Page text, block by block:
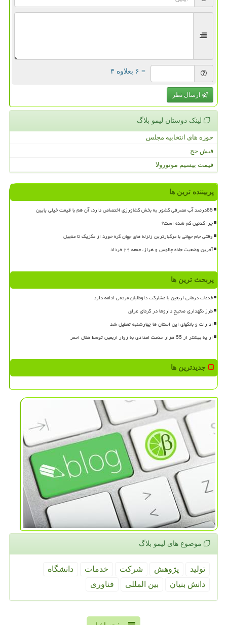
= ۶ بعلاوه ۳
ارسال نظر
لینک دوستان لیمو بلاگ
حوزه های انتخابیه مجلس
فیش حج
قیمت بیسیم موتورولا
پربیننده ترین ها
85درصد آب مصرفی کشور به بخش کشاورزی اختصاص دارد، آن هم با قیمت خیلی پایین
چرا کدئین کم شده است؟
وقتی جام جهانی با مرگبارترین زلزله های جهان گره خورد از مکزیک تا منجیل
آخرین وضعیت جاده چالوس و هراز، جمعه ۲۹ خرداد
پربحث ترین ها
خدمات درمانی اربعین با مشارکت داوطلبان مردمی ادامه دارد
طرز نگهداری صحیح داروها در گرمای عراق
ادارات و بانکهای این استان ها چهارشنبه تعطیل شد
ارایه بیشتر از 55 هزار خدمت امدادی به زوار اربعین توسط هلال احمر
جدیدترین ها
موضوع های لیمو بلاگ
تولید پژوهش شركت خدمات
دانشگاه
دانش بنیان
بین المللی فناوری